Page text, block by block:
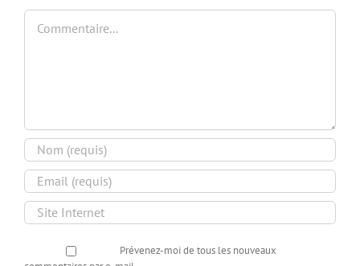
Commentaire
Prévenez-moi de tous les nouveaux